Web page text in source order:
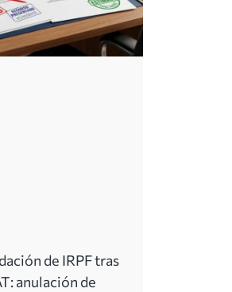
de IRPF tras
anulación de